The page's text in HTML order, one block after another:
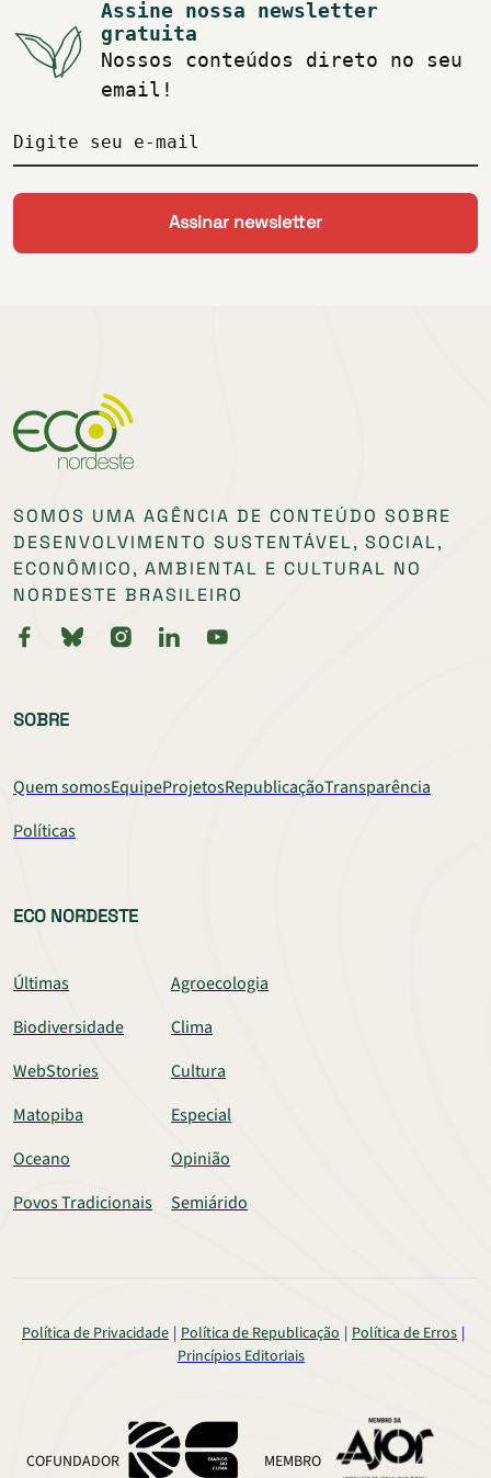
Assine nossa newsletter
gratuita
Nossos conteúdos direto no seu
email!
Digite seu e-mail
SOMOS UMA AGÊNCIA DE CONTEÚDO SOBRE
DESENVOLVIMENTO SUSTENTÁVEL, SOCIAL,
ECONÔMICO, AMBIENTAL E CULTURAL NO
NORDESTE BRASILEIRO
SOBRE
Quem somosEquipeProjetosRepublicaçãoTransparência
Políticas
ECO NORDESTE
Últimas
Agroecologia
Biodiversidade
Clima
WebStories
Cultura
Matopiba
Especial
Oceano
Opinião
Povos Tradicionais
Semiárido
Política de Privacidade Política de Republicação Política de Erros
Princípios Editoriais
COFUNDADOR MEMBRO